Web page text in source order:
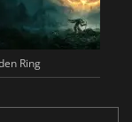
Ring